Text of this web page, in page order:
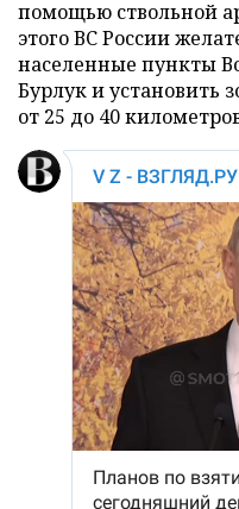
помощью ствольной
этого ВС России
населенные пункты
Бурлук и установить
от 25 до 40